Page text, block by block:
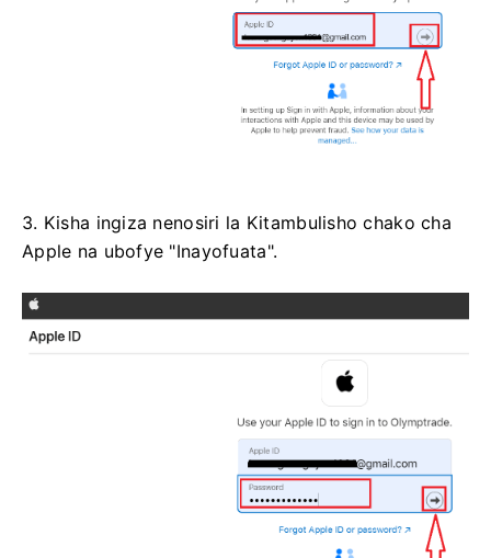
3. Kisha ingiza nenosiri la Kitambulisho chako cha
Apple na ubofye "Inayofuata".